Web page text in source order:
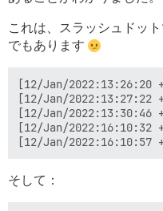
これは、スラッシュドッ
でもあります
[12/Jan/
[12/Jan/
[12/Jan/
[12/Jan/
そして：